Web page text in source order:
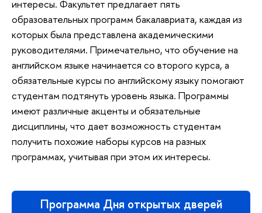
интересы. Факультет предлагает пять
образовательных программ бакалавриата, каждая из
которых была представлена академическими
руководителями. Примечательно, что обучение на
английском языке начинается со второго курса, а
обязательные курсы по английскому языку помогают
студентам подтянуть уровень языка. Программы
имеют различные акценты и обязательные
дисциплины, что дает возможность студентам
получить похожие наборы курсов на разных
программах, учитывая при этом их интересы.
Программа Дня открытых дверей